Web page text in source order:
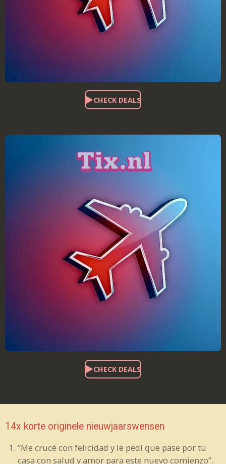
CHECK DEALS
CHECK DEALS
14x korte originele nieuwjaarswensen
“Me crucé con felicidad y le pedí que pase por tu
casa con salud y amor para este nuevo comienzo”.